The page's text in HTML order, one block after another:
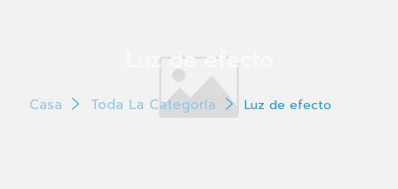
Luz de efecto
Casa Toda La Categoría Luz de efecto